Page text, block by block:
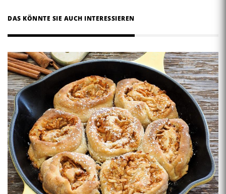
DAS KÖNNTE SIE AUCH INTERESSIEREN